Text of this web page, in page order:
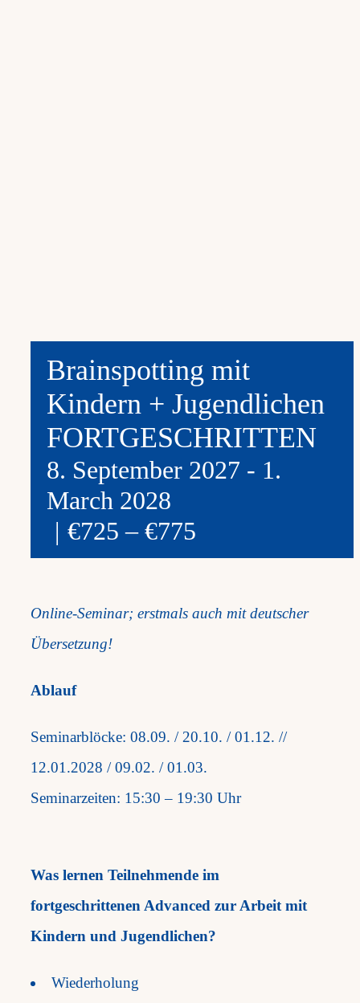
Brainspotting mit
Kindern + Jugendlichen
FORTGESCHRITTEN
8. September 2027 - 1.
March 2028
| €725 – €775
Online-Seminar; erstmals auch mit deutscher
Übersetzung!
Ablauf
Seminarblöcke: 08.09. / 20.10. / 01.12. //
12.01.2028 / 09.02. / 01.03.
Seminarzeiten: 15:30 – 19:30 Uhr
Was lernen Teilnehmende im
fortgeschrittenen Advanced zur Arbeit mit
Kindern und Jugendlichen?
Wiederholung